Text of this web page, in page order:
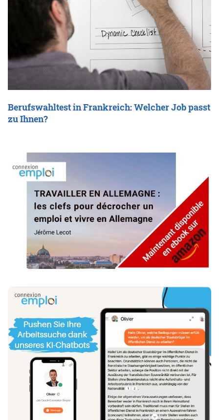
Berufswahltest in Frankreich: Welcher Job passt
zu Ihnen?